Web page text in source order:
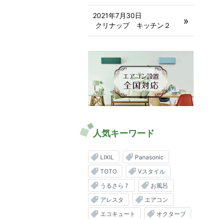
クリナップ キッチン２
2021年7月30日
人気キーワード
LIXIL
Panasonic
TOTO
Vスタイル
うるさら７
お風呂
アレスタ
エアコン
エコキュート
オクターブ